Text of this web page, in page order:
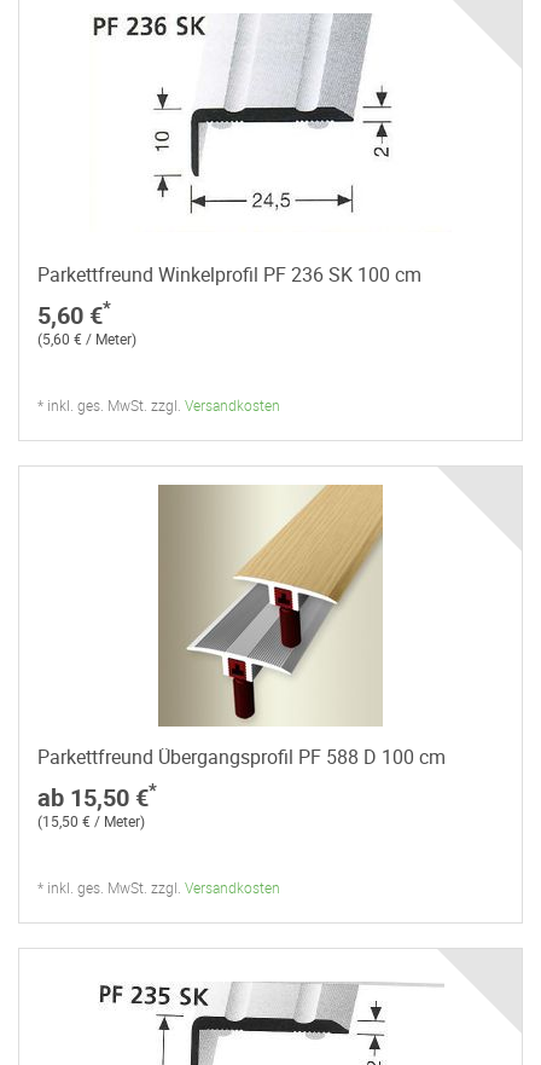
Parkettfreund Winkelprofil PF 236 SK 100 cm
5,60 €*
(5,60 € / Meter)
* inkl. ges. MwSt. zzgl. Versandkosten
Parkettfreund Übergangsprofil PF 588 D 100 cm
ab 15,50 €*
(15,50 € / Meter)
* inkl. ges. MwSt. zzgl. Versandkosten